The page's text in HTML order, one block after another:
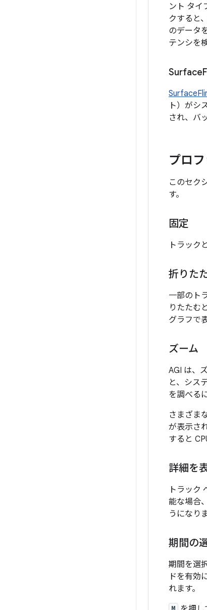
ント タイ
クすると
のデータ
テンシを
Surface
ト）がシ
され、バ
プロ
このセク
す。
固定
トラック
折りた
一部のト
りたたむ
グラフで
ズーム
AGI は、
と、シス
を調べる
さまざま
が表示さ
すると
詳細を
トラック
能な場合
うになりま
期間の
期間を選
ドを有効
れます。